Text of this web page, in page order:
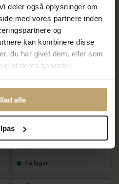
deler også oplysninger om
med vores partnere inden
og
kan kombinere disse
du har givet dem, eller som
af deres tjenester.
alle
SALE
smykke 925s. forgyldt
(folkevogn smykke)
(forgyldning vil blive slidt af
825,00 kr
660,00 kr
På lager